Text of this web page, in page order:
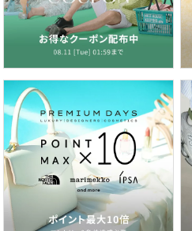
2026.06.26
紫外線＆冷房対策にも！いま欲し